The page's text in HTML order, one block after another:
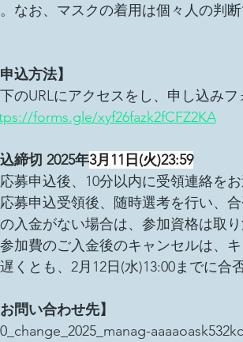
なお、マスクの着用は個々人の判
申込方法】
のURLにアクセスをし、申し込み
forms.gle/xyf26fazk2fCFZ2KA
締切 2025年3月11日(火)23:59
募申込後、10分以内に受領連絡を
募申込受領後、随時選考を行い、
入金がない場合は、参加資格は取
加費のご入金後のキャンセルは、
くとも、2月12日(水)13:00までに合
お問い合わせ先】